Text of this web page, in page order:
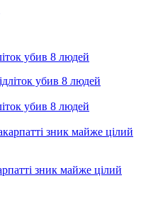
убив 8 людей
убив 8 людей
зник майже цілий